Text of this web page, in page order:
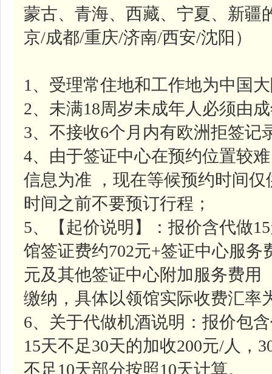
蒙古、青海、西藏、宁夏、新疆
京/成都/重庆/济南/西安/沈阳）
1、受理常住地和工作地为中国
2、未满18周岁未成年人必须由
3、不接收6个月内有欧洲拒签记
4、由于签证中心在预约位置较
信息为准 ，现在等候预约时间
时间之前不要预订行程；
5、【起价说明】：报价含代做
馆签证费约702元+签证中心服务
元及其他签证中心附加服务费用
缴纳，具体以领馆实际收费汇率
6、关于代做机酒说明：报价包
15天不足30天的加收200元/人，
不足10天部分按照10天计算。